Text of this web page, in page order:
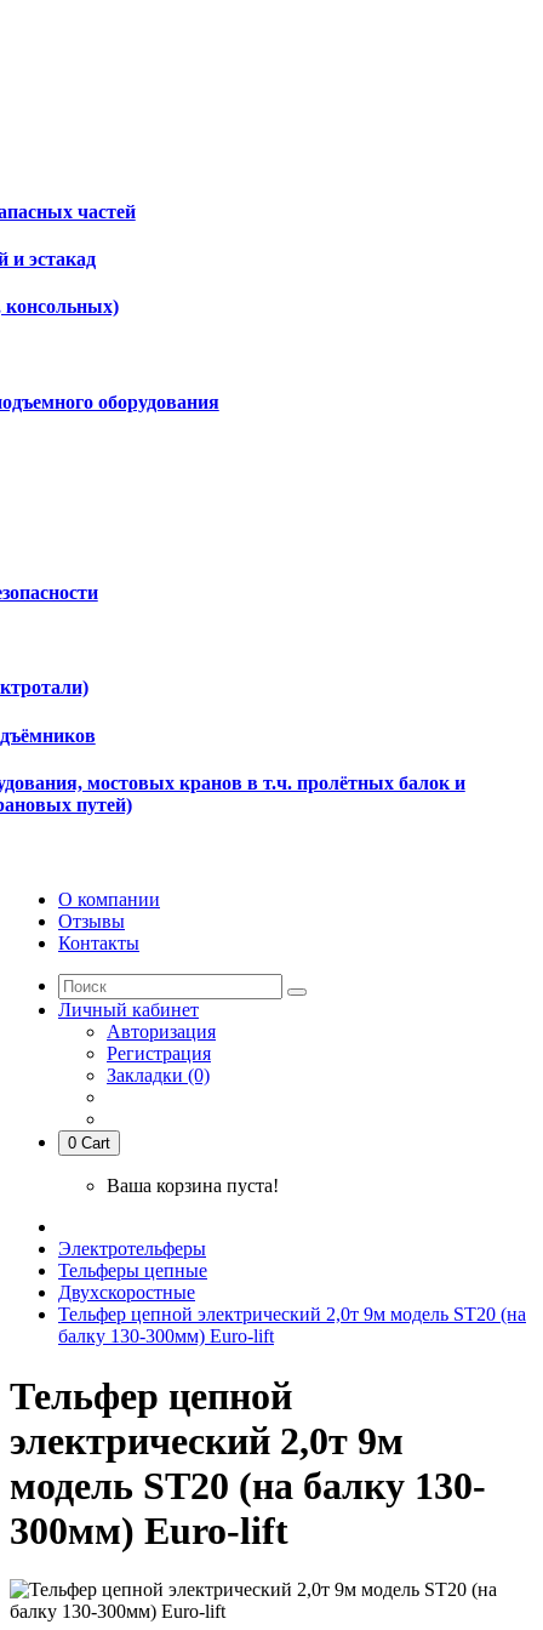
частей
и эстакад
консольных)
оборудования
мостовых кранов в т.ч. пролётных балок и
путей)
О компании
Отзывы
Контакты
Личный кабинет
Авторизация
Регистрация
Закладки (0)
0 Cart
Ваша корзина пуста!
Электротельферы
Тельферы цепные
Двухскоростные
Тельфер цепной электрический 2,0т 9м модель ST20 (на
балку 130-300мм) Euro-lift
Тельфер цепной
электрический 2,0т 9м
модель ST20 (на балку 130-
300мм) Euro-lift